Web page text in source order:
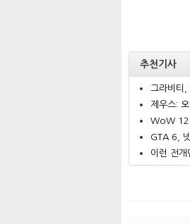
추천기사
그라비티
제우스:
WoW
GTA 6,
이런 전개